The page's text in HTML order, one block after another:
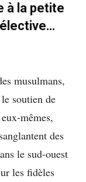
à la petite
musulmans,
soutien de
mêmes,
des
le sud-ouest
les fidèles